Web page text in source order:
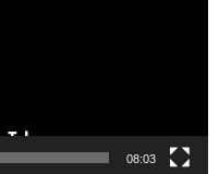
08:03